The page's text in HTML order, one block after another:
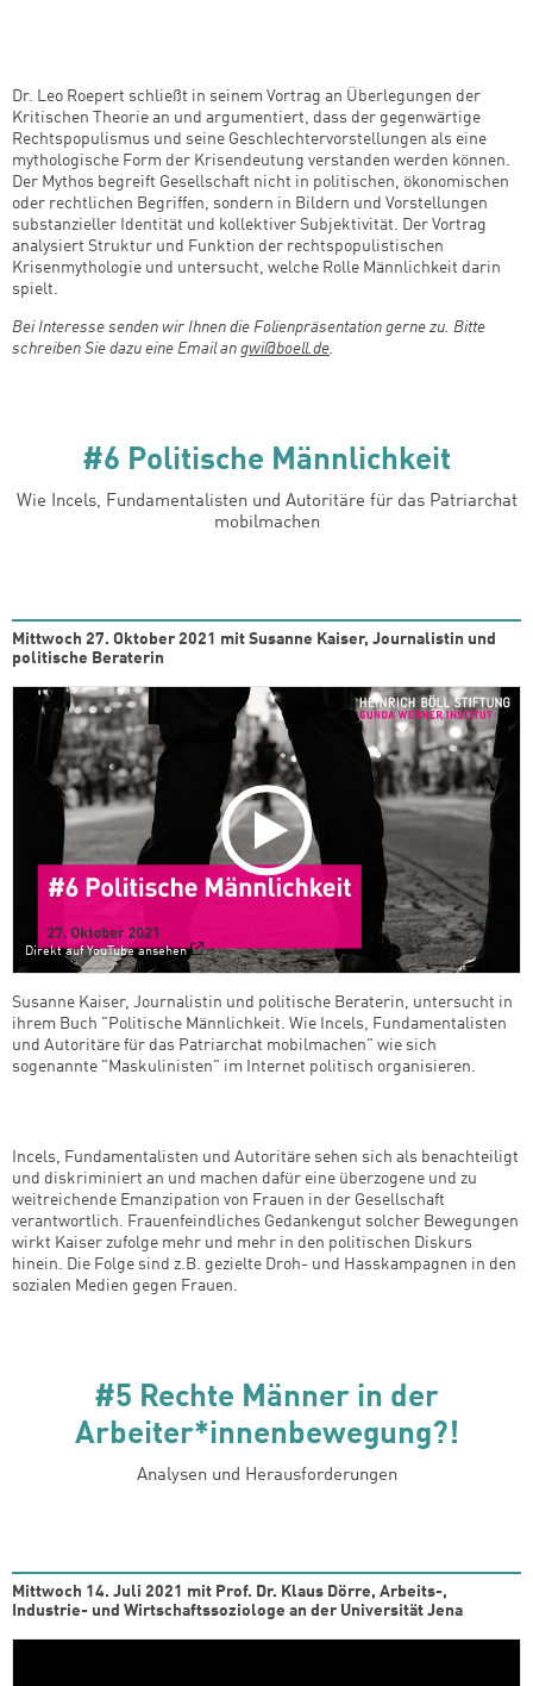
Dr. Leo Roepert schließt in seinem Vortrag an Überlegungen der
Kritischen Theorie an und argumentiert, dass der gegenwärtige
Rechtspopulismus und seine Geschlechtervorstellungen als eine
mythologische Form der Krisendeutung verstanden werden können.
Der Mythos begreift Gesellschaft nicht in politischen, ökonomischen
oder rechtlichen Begriffen, sondern in Bildern und Vorstellungen
substanzieller Identität und kollektiver Subjektivität. Der Vortrag
analysiert Struktur und Funktion der rechtspopulistischen
Krisenmythologie und untersucht, welche Rolle Männlichkeit darin
spielt.
Bei Interesse senden wir Ihnen die Folienpräsentation gerne zu. Bitte
schreiben Sie dazu eine Email an gwi@boell.de.
#6 Politische Männlichkeit
Wie Incels, Fundamentalisten und Autoritäre für das Patriarchat
mobilmachen
Mittwoch 27. Oktober 2021 mit Susanne Kaiser, Journalistin und
politische Beraterin
Direkt auf YouTube ansehen
Susanne Kaiser, Journalistin und politische Beraterin, untersucht in
ihrem Buch "Politische Männlichkeit. Wie Incels, Fundamentalisten
und Autoritäre für das Patriarchat mobilmachen" wie sich
sogenannte "Maskulinisten" im Internet politisch organisieren.
Incels, Fundamentalisten und Autoritäre sehen sich als benachteiligt
und diskriminiert an und machen dafür eine überzogene und zu
weitreichende Emanzipation von Frauen in der Gesellschaft
verantwortlich. Frauenfeindliches Gedankengut solcher Bewegungen
wirkt Kaiser zufolge mehr und mehr in den politischen Diskurs
hinein. Die Folge sind z.B. gezielte Droh- und Hasskampagnen in den
sozialen Medien gegen Frauen.
#5 Rechte Männer in der
Arbeiter*innenbewegung?!
Analysen und Herausforderungen
Mittwoch 14. Juli 2021 mit Prof. Dr. Klaus Dörre, Arbeits-,
Industrie- und Wirtschaftssoziologe an der Universität Jena